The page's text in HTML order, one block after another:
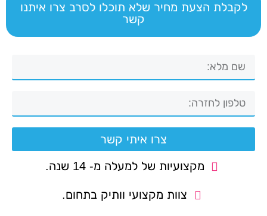
לקבלת הצעת מחיר שלא תוכלו לסרב צרו איתנו
קשר
צרו איתי קשר
מקצועיות של למעלה מ- 14 שנה.
צוות מקצועי וותיק בתחום.